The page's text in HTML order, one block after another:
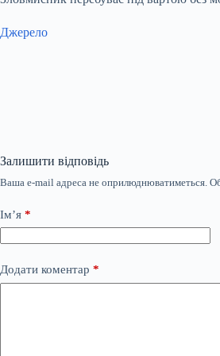
Джерело
Залишити відповідь
Ваша e-mail адреса не оприлюднюватиметься.
Ім’я *
Додати коментар *